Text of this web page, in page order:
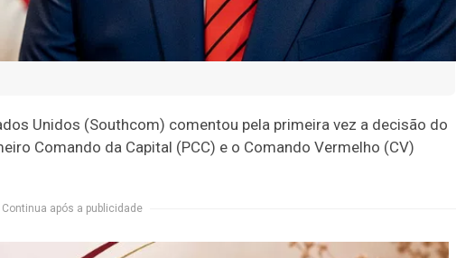
Unidos (Southcom) comentou pela primeira vez a decisão do
Comando da Capital (PCC) e o Comando Vermelho (CV)
Continua após a publicidade